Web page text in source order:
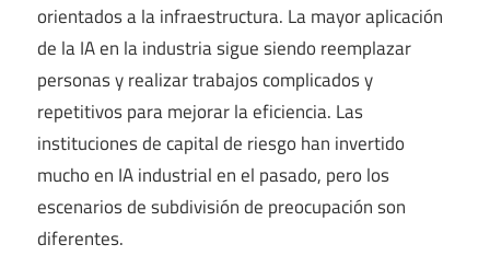
orientados a la infraestructura. La mayor aplicación
de la IA en la industria sigue siendo reemplazar
personas y realizar trabajos complicados y
repetitivos para mejorar la eficiencia. Las
instituciones de capital de riesgo han invertido
mucho en IA industrial en el pasado, pero los
escenarios de subdivisión de preocupación son
diferentes.